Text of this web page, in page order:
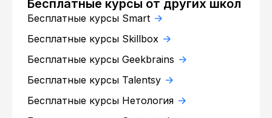
Бесплатные курсы от других школ
Бесплатные курсы Smart
Бесплатные курсы Skillbox
Бесплатные курсы Geekbrains
Бесплатные курсы Talentsy
Бесплатные курсы Нетология